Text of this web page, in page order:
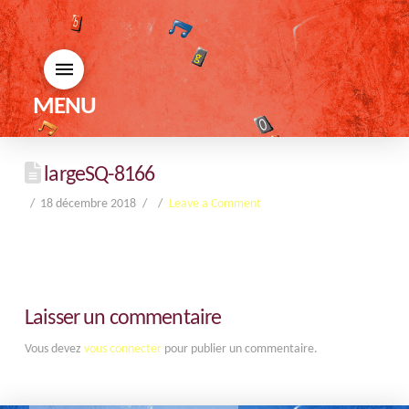
MENU
largeSQ-8166
18 décembre 2018 Leave a Comment
Laisser un commentaire
Vous devez vous connecterpour publier un commentaire.